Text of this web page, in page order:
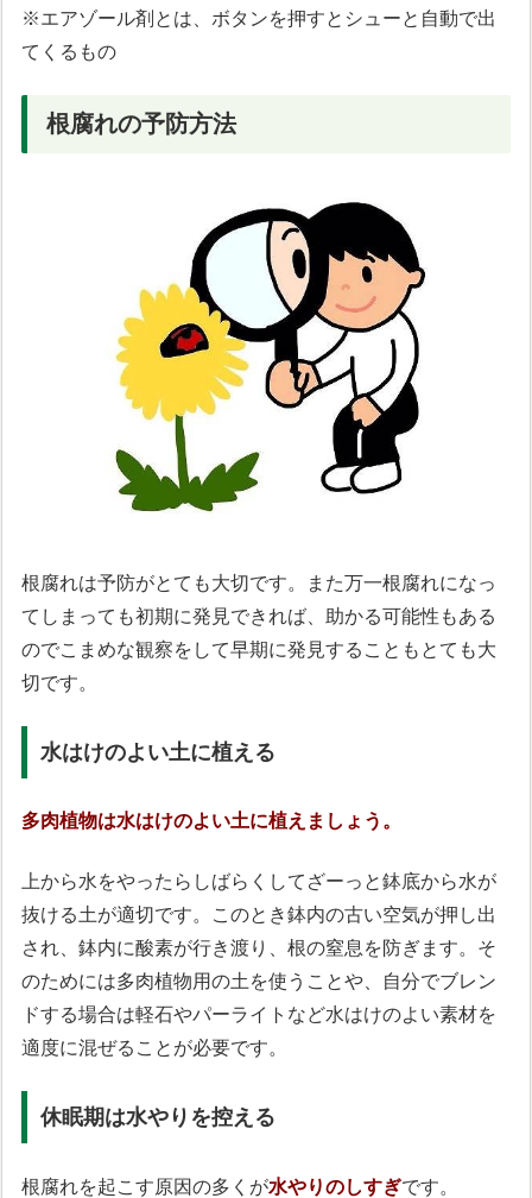
※エアゾール剤とは、ボタンを押すとシューと自動で出
てくるもの
根腐れの予防方法
根腐れは予防がとても大切です。また万一根腐れになっ
てしまっても初期に発見できれば、助かる可能性もある
のでこまめな観察をして早期に発見することもとても大
切です。
水はけのよい土に植える
多肉植物は水はけのよい土に植えましょう。
上から水をやったらしばらくしてざーっと鉢底から水が
抜ける土が適切です。このとき鉢内の古い空気が押し出
され、鉢内に酸素が行き渡り、根の窒息を防ぎます。そ
のためには多肉植物用の土を使うことや、自分でブレン
ドする場合は軽石やパーライトなど水はけのよい素材を
適度に混ぜることが必要です。
休眠期は水やりを控える
根腐れを起こす原因の多くが水やりのしすぎです。